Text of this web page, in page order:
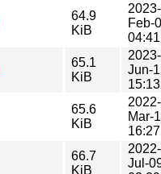
64.9
KiB
2023-
Feb-
04:41
65.1
KiB
2023-
Jun-
15:13
65.6
KiB
2022-
Mar-
16:27
66.7
KiB
2022-
Jul-